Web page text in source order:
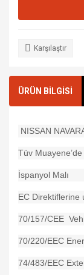
Karşılaştır
ÜRÜN BİLGİSİ
NISSAN
Tüv Muayene’de
İspanyol Malı
EC Direktiflerine
70/157/CEE
70/220/EEC
74/483/EEC